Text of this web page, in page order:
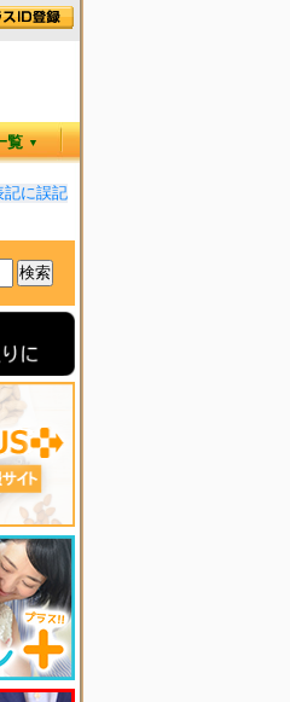
覧 ▼
に誤記